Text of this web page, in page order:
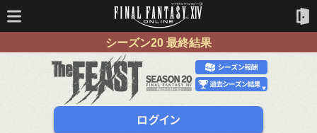
シーズン20 最終結果